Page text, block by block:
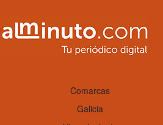
Comarcas
Galicia